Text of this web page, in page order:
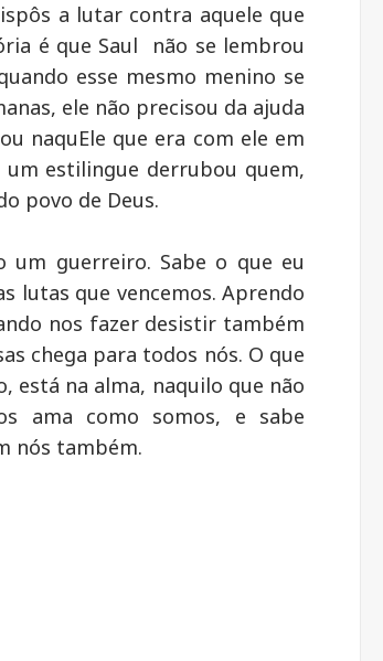
a lutar contra aquele que
é que Saul não se lembrou
esse mesmo menino se
ele não precisou da ajuda
naquEle que era com ele em
estilingue derrubou quem,
povo de Deus.
um guerreiro. Sabe o que eu
lutas que vencemos. Aprendo
nos fazer desistir também
chega para todos nós. O que
está na alma, naquilo que não
ama como somos, e sabe
nós também.